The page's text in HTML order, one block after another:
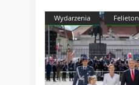
Wydarzenia Felieton